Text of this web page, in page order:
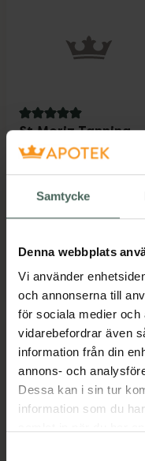
Samtycke
Denna webbplats
Vi använder
och annonserna till
för sociala medier
vidarebefordrar även
information från din
annons- och
Dessa kan i sin tur
information som du
5 av 5 i omdöme
St Moriz Tanning
Mousse
Tanning Mousse
Medium
125 kr
KöpSt